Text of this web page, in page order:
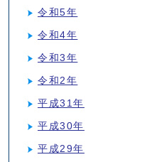
令和5年
令和4年
令和3年
令和2年
平成31年
平成30年
平成29年